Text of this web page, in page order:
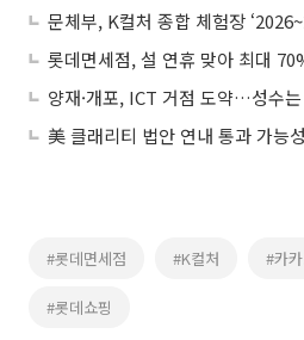
롯데면세점, 설 연휴 맞아 최대
#롯데면세점 #K컬처 #카
#롯데쇼핑